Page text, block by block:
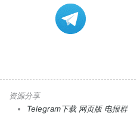
资源分享
Telegram下载 网页版 电报群